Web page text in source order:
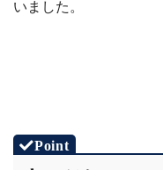
いました。